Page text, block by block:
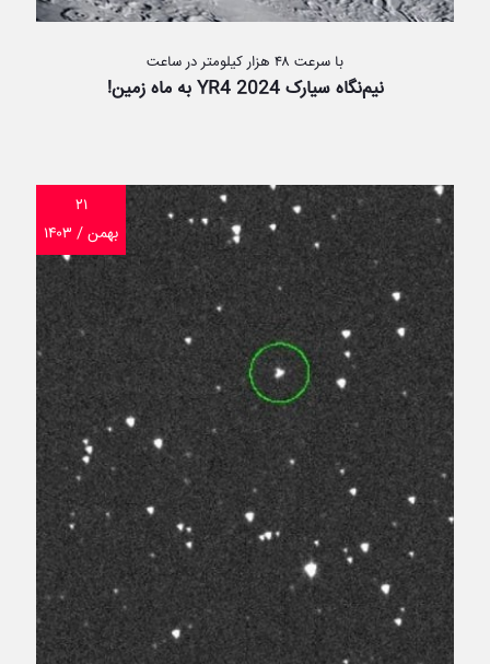
با سرعت ۴۸ هزار کیلومتر در ساعت
نیم‌نگاه سیارک 2024 YR4 به ماه زمین!
۲۱
بهمن / ۱۴۰۳